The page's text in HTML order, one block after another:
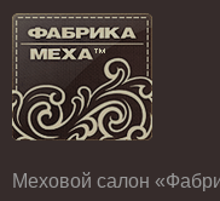
Меховой салон